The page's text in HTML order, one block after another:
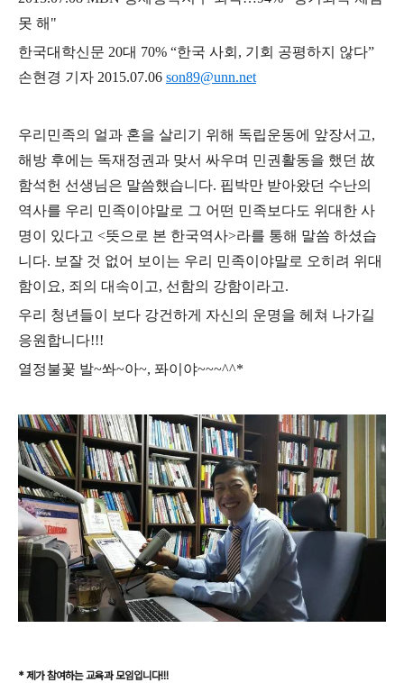
못 해"
한국대학신문 20대 70% “한국 사회, 기회 공평하지 않다”
손현경 기자 2015.07.06 son89@unn.net
우리민족의 얼과 혼을 살리기 위해 독립운동에 앞장서고,
해방 후에는 독재정권과 맞서 싸우며 민권활동을 했던 故
함석헌 선생님은 말씀했습니다. 핍박만 받아왔던 수난의
역사를 우리 민족이야말로 그 어떤 민족보다도 위대한 사
명이 있다고 <뜻으로 본 한국역사>라를 통해 말씀 하셨습
니다. 보잘 것 없어 보이는 우리 민족이야말로 오히려 위대
함이요, 죄의 대속이고, 선함의 강함이라고.
우리 청년들이 보다 강건하게 자신의 운명을 헤쳐 나가길
응원합니다!!!
열정불꽃 발~쏴~아~, 퐈이야~~~^^*
* 제가 참여하는 교육과 모임입니다!!!